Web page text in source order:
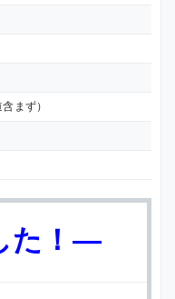
まず）
た！—